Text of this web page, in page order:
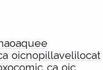
oicnopillavelilocat
ca oic